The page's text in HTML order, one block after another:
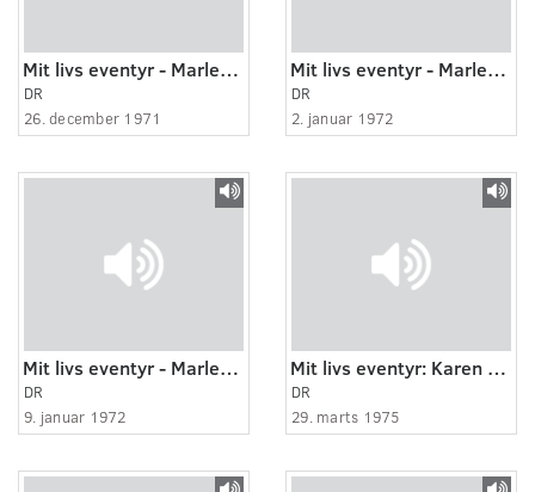
Mit livs eventyr - Marlene Dietrich 1:3
DR
26. december 1971
Mit livs eventyr - Marlene Dietrich 2:3
DR
2. januar 1972
Mit livs eventyr - Marlene Dietrich 3:3
DR
9. januar 1972
Mit livs eventyr: Karen Lykkehus
DR
29. marts 1975